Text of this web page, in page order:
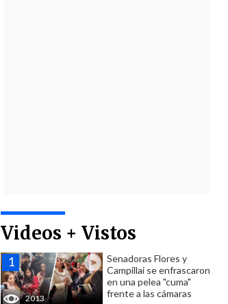
Videos + Vistos
2013
Senadoras Flores y
Campillai se enfrascaron
en una pelea "cuma"
frente a las cámaras